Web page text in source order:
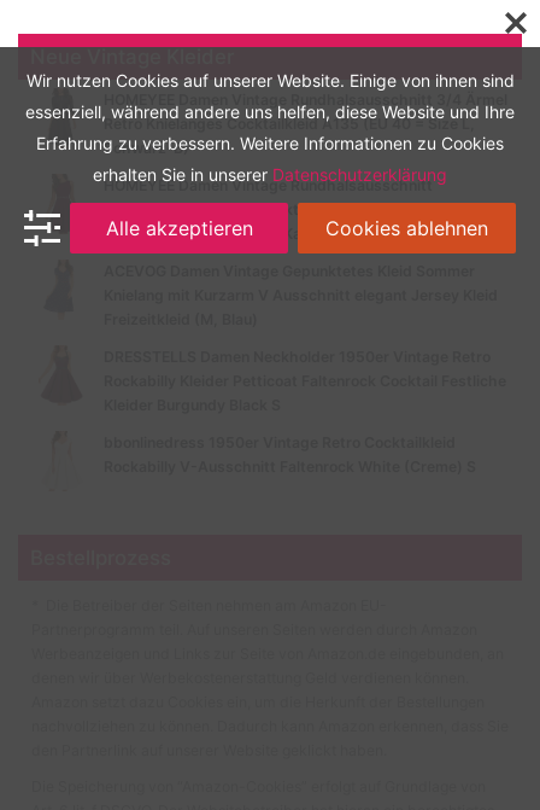
Retro Knielanges Cocktailkleid A135 (EU 40 = Size L,
Schwarz-B)
HOMEYEE Damen Vintage Rundhalsausschnitt
ärmellosen Blumen Bestickt knielangen Cocktailkleid
UKA079 (EU 36 = Size S, Karminrot)
Wir nutzen Cookies auf unserer Website. Einige von ihnen sind
essenziell, während andere uns helfen, diese Website und Ihre
Erfahrung zu verbessern. Weitere Informationen zu Cookies
erhalten Sie in unserer Datenschutzerklärung
Alle akzeptieren Cookies ablehnen